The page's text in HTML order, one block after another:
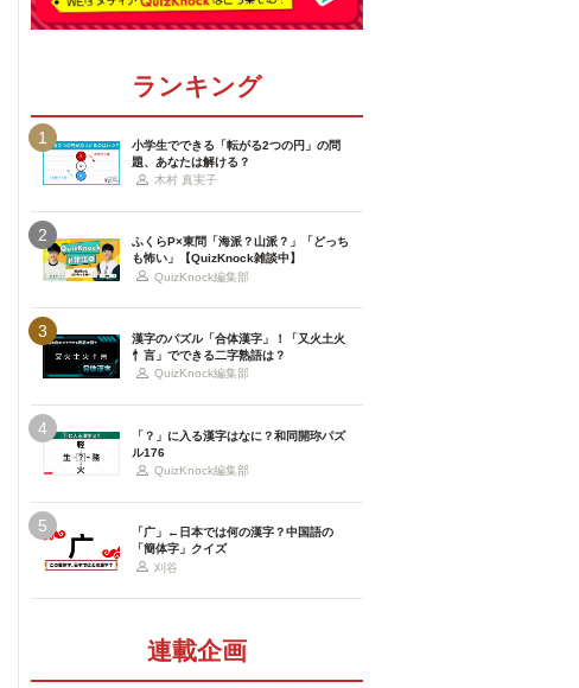
ランキング
1
小学生でできる「転がる2つの円」の問
題、あなたは解ける？
木村 真実子
2
ふくらP×東問「海派？山派？」「どっち
も怖い」【QuizKnock雑談中】
QuizKnock編集部
3
漢字のパズル「合体漢字」！「又火土火
忄言」でできる二字熟語は？
QuizKnock編集部
4
「？」に入る漢字はなに？和同開珎パズ
ル176
QuizKnock編集部
5
「广」←日本では何の漢字？中国語の
「簡体字」クイズ
刈谷
連載企画